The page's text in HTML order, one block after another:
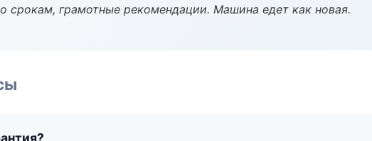
срокам, грамотные рекомендации. Машина едет как новая.